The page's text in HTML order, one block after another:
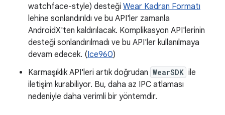
watchface-style) desteği Wear Kadran Formatı
lehine sonlandırıldı ve bu API'ler zamanla
AndroidX'ten kaldırılacak. Komplikasyon API'lerinin
desteği sonlandırılmadı ve bu API'ler kullanılmaya
devam edecek. (Ice960)
Karmaşıklık API'leri artık doğrudan WearSDK ile
iletişim kurabiliyor. Bu, daha az IPC atlaması
nedeniyle daha verimli bir yöntemdir.